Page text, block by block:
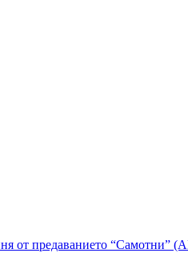
от предаванието “Самотни”